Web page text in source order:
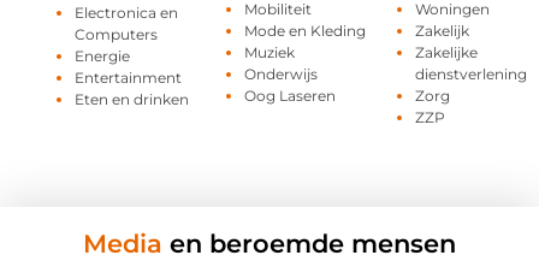
Electronica en
Computers
Energie
Entertainment
Eten en drinken
Mobiliteit
Mode en Kleding
Muziek
Onderwijs
Oog Laseren
Woningen
Zakelijk
Zakelijke
dienstverlening
Zorg
ZZP
Media en beroemde mensen